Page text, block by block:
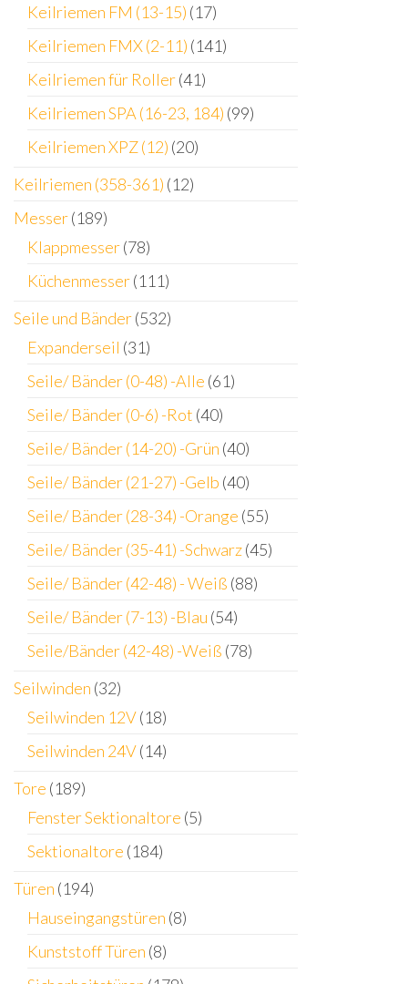
Keilriemen FM (13-15) (17)
Keilriemen FMX (2-11) (141)
Keilriemen für Roller(41)
Keilriemen SPA (16-23, 184) (99)
Keilriemen XPZ (12) (20)
Keilriemen (358-361) (12)
Messer(189)
Klappmesser(78)
Küchenmesser(111)
Seile und Bänder(532)
Expanderseil (31)
Seile/ Bänder (0-48) -Alle (61)
Seile/ Bänder (0-6) -Rot (40)
Seile/ Bänder (14-20) -Grün (40)
Seile/ Bänder (21-27) -Gelb (40)
Seile/ Bänder (28-34) -Orange (55)
Seile/ Bänder (35-41) -Schwarz(45)
Seile/ Bänder (42-48) - Weiß (88)
Seile/ Bänder (7-13) -Blau (54)
Seile/Bänder (42-48) -Weiß (78)
Seilwinden (32)
Seilwinden 12V(18)
Seilwinden 24V(14)
Tore (189)
Fenster Sektionaltore (5)
Sektionaltore (184)
Türen (194)
Hauseingangstüren (8)
Kunststoff Türen (8)